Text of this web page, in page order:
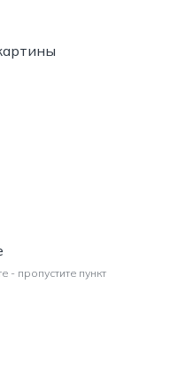
пропустите пункт